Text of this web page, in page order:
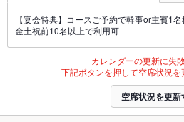
【宴会特典】コースご予約で幹事or主賓1
金土祝前10名以上で利用可
カレンダーの更新に失
下記ボタンを押して空席状況を
空席状況を更新